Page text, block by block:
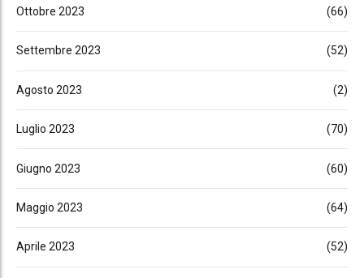
Ottobre 2023 (66)
Settembre 2023 (52)
Agosto 2023 (2)
Luglio 2023 (70)
Giugno 2023 (60)
Maggio 2023 (64)
Aprile 2023 (52)